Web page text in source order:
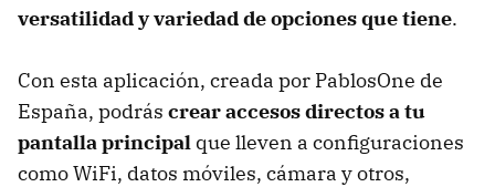
versatilidad y variedad de opciones que tiene.
Con esta aplicación, creada por PablosOne de
España, podrás crear accesos directos a tu
pantalla principal que lleven a configuraciones
como WiFi, datos móviles, cámara y otros,